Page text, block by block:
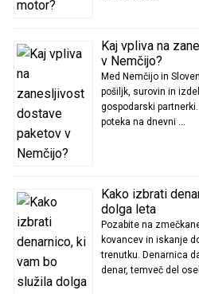
Kaj vpliva na
v Nemčijo?
Med Nemčijo in
pošiljk, surovin in
gospodarski
poteka na dnevni …
Kako izbrati
dolga leta
Pozabite na
kovancev in iskanje
trenutku. Denarnica
denar, temveč del